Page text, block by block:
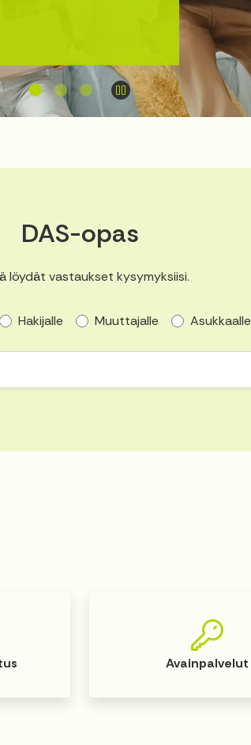
Pysäytä/Jatka
DAS-opas
löydät vastaukset kysymyksiisi.
Hakijalle Muuttajalle Asukkaalle
Avainpalvelut